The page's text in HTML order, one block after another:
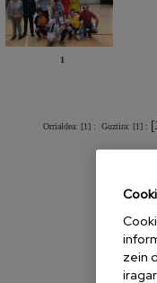
1
Orrialdea: [1] : Guztira: [1] :
zein